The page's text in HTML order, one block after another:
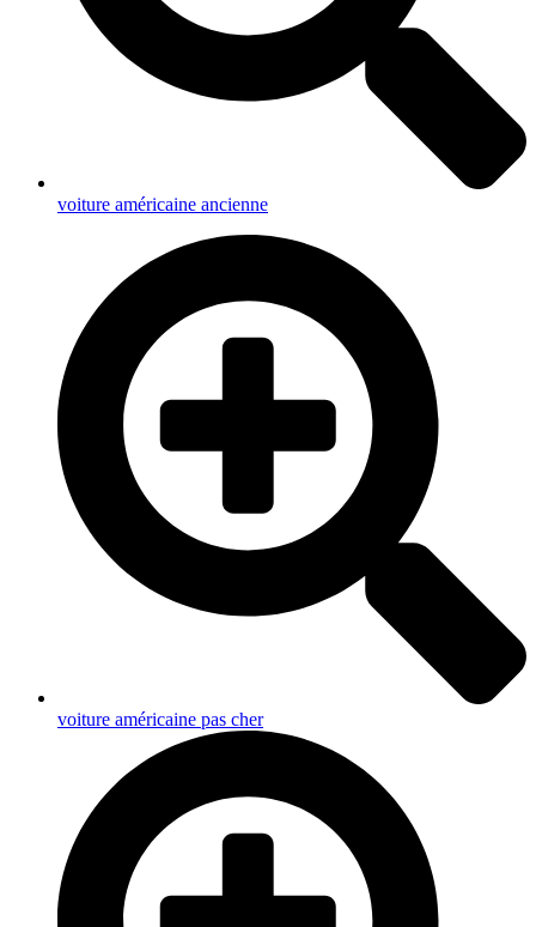
voiture américaine ancienne
voiture américaine pas cher